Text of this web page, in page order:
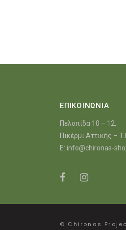
ΕΠΙΚΟΙΝΩΝΙΑ
Πελοπίδα 10 – 12,
Πικέρμι Αττικής –
E: info@chironas-
© Chironas